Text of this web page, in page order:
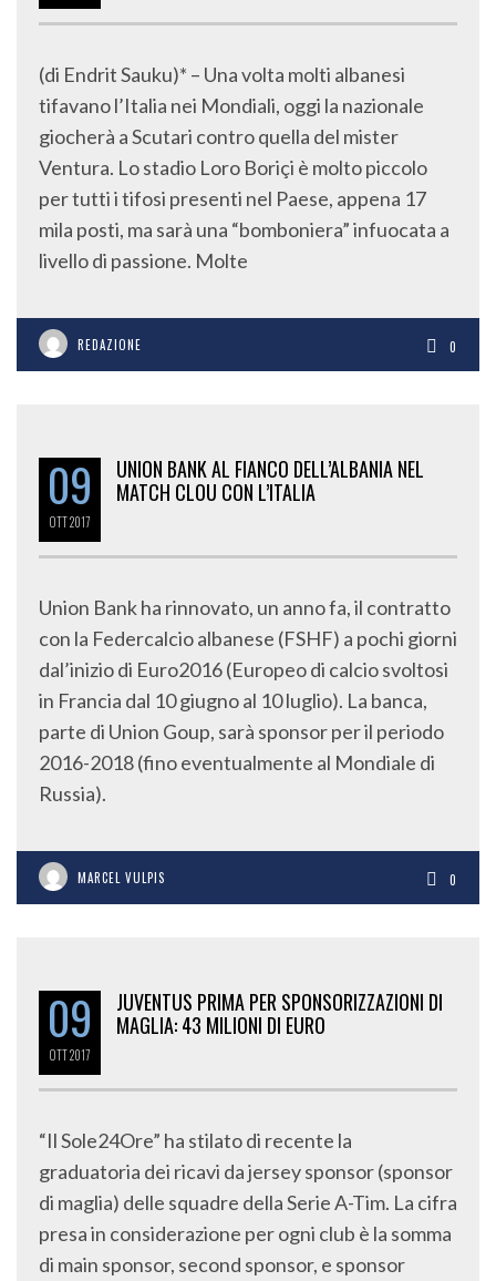
(di Endrit Sauku)* – Una volta molti albanesi
tifavano l’Italia nei Mondiali, oggi la nazionale
giocherà a Scutari contro quella del mister
Ventura. Lo stadio Loro Boriçi è molto piccolo
per tutti i tifosi presenti nel Paese, appena 17
mila posti, ma sarà una “bomboniera” infuocata a
livello di passione. Molte
REDAZIONE 0
09
OTT2017
UNION BANK AL FIANCO DELL’ALBANIA NEL
MATCH CLOU CON L’ITALIA
Union Bank ha rinnovato, un anno fa, il contratto
con la Federcalcio albanese (FSHF) a pochi giorni
dal’inizio di Euro2016 (Europeo di calcio svoltosi
in Francia dal 10 giugno al 10 luglio). La banca,
parte di Union Goup, sarà sponsor per il periodo
2016-2018 (fino eventualmente al Mondiale di
Russia).
MARCEL VULPIS 0
09
OTT2017
JUVENTUS PRIMA PER SPONSORIZZAZIONI DI
MAGLIA: 43 MILIONI DI EURO
“Il Sole24Ore” ha stilato di recente la
graduatoria dei ricavi da jersey sponsor (sponsor
di maglia) delle squadre della Serie A-Tim. La cifra
presa in considerazione per ogni club è la somma
di main sponsor, second sponsor, e sponsor